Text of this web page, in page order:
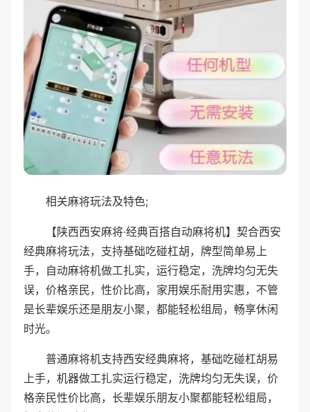
相关麻将玩法及特色;
【陕西西安麻将·经典百搭自动麻将机】契合西安
经典麻将玩法，支持基础吃碰杠胡，牌型简单易上
手，自动麻将机做工扎实，运行稳定，洗牌均匀无失
误，价格亲民，性价比高，家用娱乐耐用实惠，不管
是长辈娱乐还是朋友小聚，都能轻松组局，畅享休闲
时光。
普通麻将机支持西安经典麻将，基础吃碰杠胡易
上手，机器做工扎实运行稳定，洗牌均匀无失误，价
格亲民性价比高，长辈娱乐朋友小聚都能轻松组局，